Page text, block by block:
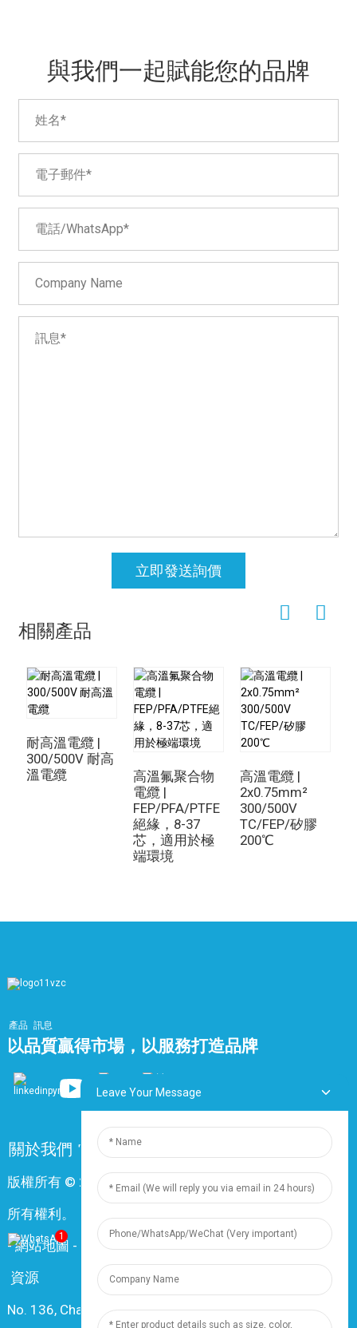
與我們一起賦能您的品牌
立即發送詢價
相關產品
耐高溫電纜 |
300/500V 耐高
溫電纜
高溫氟聚合物
電纜 |
FEP/PFA/PTFE
絕緣，8-37
芯，適用於極
端環境
高溫電纜 |
2x0.75mm²
300/500V
TC/FEP/矽膠
200℃
產品 訊息
以品質贏得市場，以服務打造品牌
關於我們 常問問題
版權所有 © 2024 上海鼎尊電氣電纜股份有限公司。保留
所有權利。
-網站地圖 - Resource
資源
No. 136, Changxiang Rd., Nanxiang Town, 201802,
1
Leave Your Message